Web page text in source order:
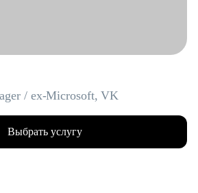
/ ex-Microsoft, VK
Выбрать услугу